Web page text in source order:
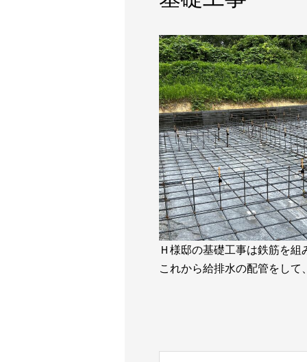
Ｈ様邸の基礎工事は鉄筋を組
これから給排水の配管をし